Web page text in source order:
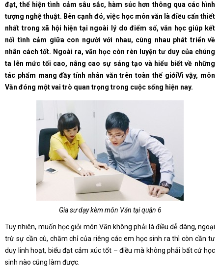
đạt, thể hiện tình cảm sâu sắc, hàm súc hơn thông qua các hình
tượng nghệ thuật. Bên cạnh đó, việc học môn văn là điều cấn thiết
nhất trong xã hội hiện tại ngoài lý do điểm số, văn học giúp kết
nối tình cảm giữa con người với nhau, cùng nhau phát triển về
nhân cách tốt. Ngoài ra, văn học còn rèn luyện tư duy của chúng
ta lên mức tối cao, nâng cao sự sáng tạo và hiểu biết về những
tác phẩm mang đầy tính nhân văn trên toàn thế giớiVì vậy, môn
Văn đóng một vai trò quan trọng trong cuộc sống hiện nay.
Gia sư dạy kèm môn Văn tại quận 6
Tuy nhiên, muốn học giỏi môn Văn không phải là điều dễ dàng, ngoại
trừ sự cần cù, chăm chỉ của riêng các em học sinh ra thì còn cần tư
duy linh hoạt, biểu đạt cảm xúc tốt – điều mà không phải bất cứ học
sinh nào cũng làm được.